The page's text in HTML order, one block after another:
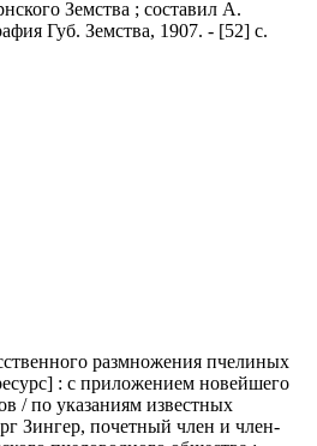
Земства ; составил А.
Губ. Земства, 1907. - [52] с.
размножения пчелиных
: с приложением новейшего
/ по указаниям известных
Зингер, почетный член и член-